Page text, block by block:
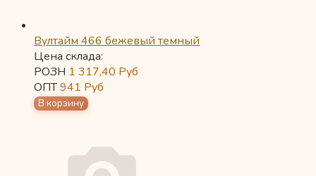
Вултайм 466 бежевый темный
Цена склада:
РОЗН 1 317,40 Руб
ОПТ941 Руб